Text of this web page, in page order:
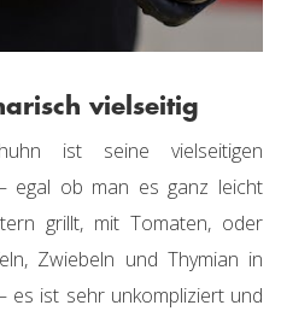
vielseitig
ist seine vielseitigen
egal ob man es ganz leicht
grillt, mit Tomaten, oder
Zwiebeln und Thymian in
es ist sehr unkompliziert und